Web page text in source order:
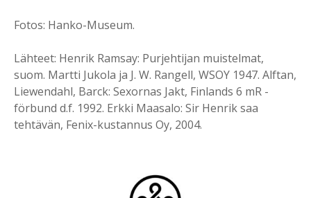
Fotos: Hanko-Museum.
Lähteet: Henrik Ramsay: Purjehtijan muistelmat,
suom. Martti Jukola ja J. W. Rangell, WSOY 1947. Alftan,
Liewendahl, Barck: Sexornas Jakt, Finlands 6 mR -
förbund d.f. 1992. Erkki Maasalo: Sir Henrik saa
tehtävän, Fenix-kustannus Oy, 2004.